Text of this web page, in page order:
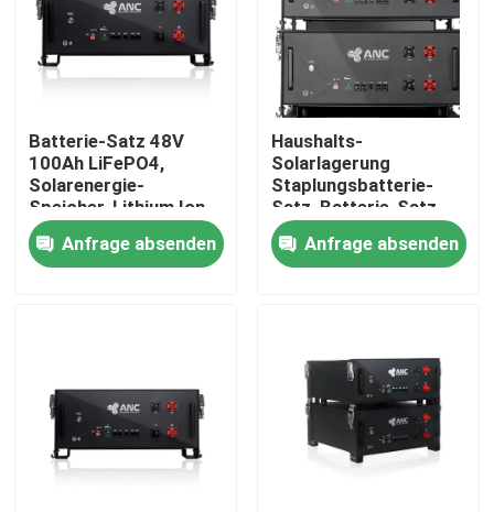
Über uns
Fabrik Tour
Qualitätskontrolle
Kontakt
Haushaltsbatteriespeicher
Batterie-Satz 48V
100Ah LiFePO4,
Solarenergie-
Speicher-Lithium Ion
Battery
Anfrage absenden
Haushalts-
Solarlagerung
Staplungsbatterie-
Satz, Batterie-Satz
Lifepo4 48v 100ah
Anfrage absenden